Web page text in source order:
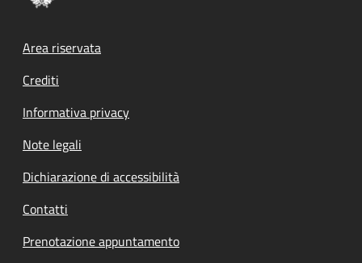
Footer menu
Area riservata
Crediti
Informativa privacy
Note legali
Dichiarazione di accessibilità
Contatti
Prenotazione appuntamento